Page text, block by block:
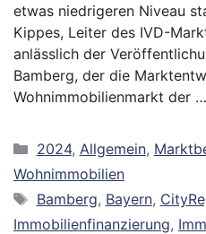
etwas niedrigeren Niveau
Kippes, Leiter des IVD-
anlässlich der
Bamberg, der die
Wohnimmobilienmarkt der …
Kategorien
2024, Allgemein,
Wohnimmobilien
Schlagwörter
Bamberg, Bayern,
Immobilienfinanzierung,